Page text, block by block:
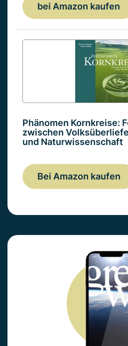
bei Amazon kaufen
Phänomen Kornkreise:
zwischen
und Naturwissenschaft
Bei Amazon kaufen